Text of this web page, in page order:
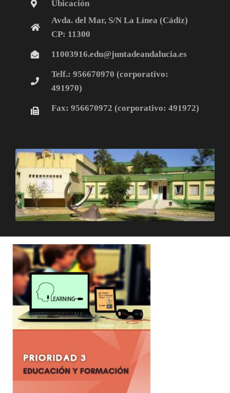
Ubicación
Avda. del Mar, S/N La Línea (Cádiz)
CP: 11300
11003916.edu@juntadeandalucia.es
Telf.: 956670970 (corporativo:
491970)
Fax: 956670972 (corporativo: 491972)